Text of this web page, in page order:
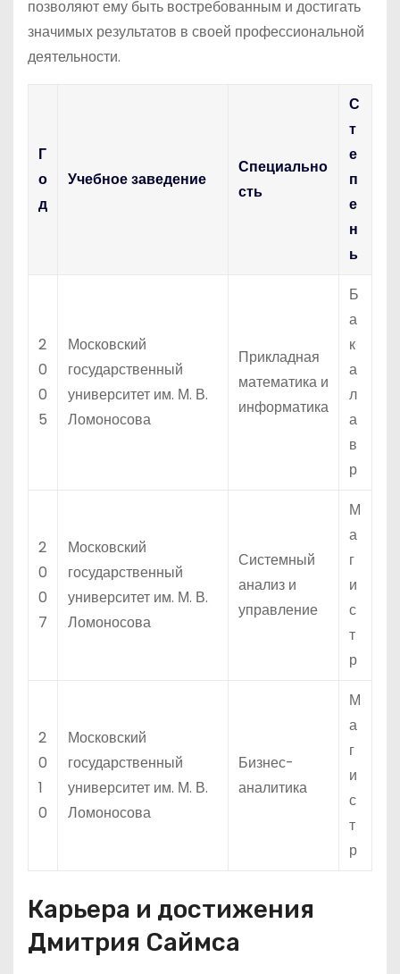
позволяют ему быть востребованным и достигать
значимых результатов в своей профессиональной
деятельности.
Г
о
д
Учебное заведение
Специально
сть
С
т
е
п
е
н
ь
2
0
0
5
Московский
государственный
университет им. М. В.
Ломоносова
Прикладная
математика и
информатика
Б
а
к
а
л
а
в
р
2
0
0
7
Московский
государственный
университет им. М. В.
Ломоносова
Системный
анализ и
управление
М
а
г
и
с
т
р
2
0
1
0
Московский
государственный
университет им. М. В.
Ломоносова
Бизнес-
аналитика
М
а
г
и
с
т
р
Карьера и достижения
Дмитрия Саймса